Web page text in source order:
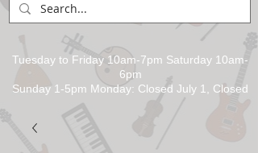
Tuesday to Friday 10am-7pm Saturday 10am-
6pm
Sunday 1-5pm Monday: Closed July 1, Closed